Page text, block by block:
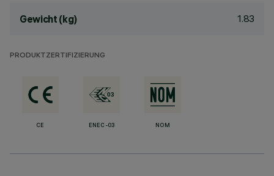
Gewicht (kg) 1.83
PRODUKTZERTIFIZIERUNG
CE ENEC-03 NOM